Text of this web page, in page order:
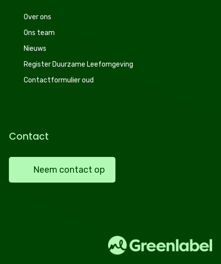
Over ons
Ons team
Nieuws
Register Duurzame Leefomgeving
Contactformulier oud
Contact
Neem contact op